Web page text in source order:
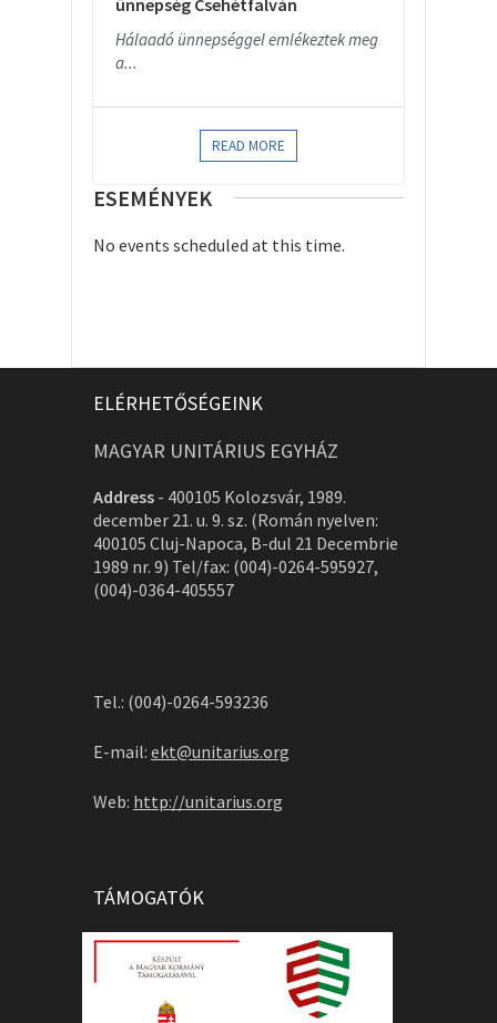
Hálaadó ünnepséggel emlékeztek meg
a...
READ MORE
ESEMÉNYEK
No events scheduled at this time.
ELÉRHETŐSÉGEINK
MAGYAR UNITÁRIUS EGYHÁZ
Address - 400105 Kolozsvár, 1989.
december 21. u. 9. sz. (Román nyelven:
400105 Cluj-Napoca, B-dul 21 Decembrie
1989 nr. 9) Tel/fax: (004)-0264-595927,
(004)-0364-405557
Tel.: (004)-0264-593236
E-mail: ekt@unitarius.org
Web: http://unitarius.org
TÁMOGATÓK